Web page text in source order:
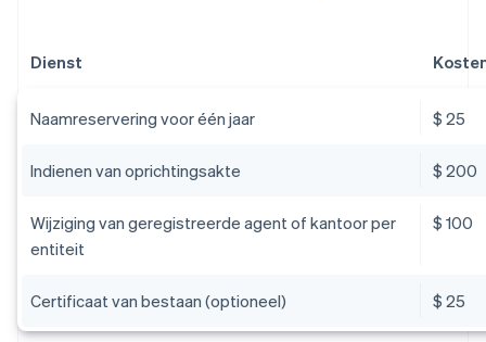
Dienst
Naamreservering voor één jaar $ 25
Indienen van oprichtingsakte $ 200
Wijziging van geregistreerde agent of kantoor per
entiteit
$ 100
Certificaat van bestaan (optioneel) $ 25